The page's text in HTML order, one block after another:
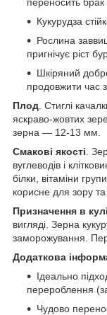
Кукурудза
Рослина
пригнічує ріст
Шкіряний
продовжити час
Плод . Стиглі
яскраво-жовтих
зерна — 12-13 мм.
Смакові якості .
вуглеводів і
білки, вітаміни
корисне для зору та
Призначення в
вигляді. Зерна
заморожування.
Додаткова
Ідеально
перероблення
Чудово